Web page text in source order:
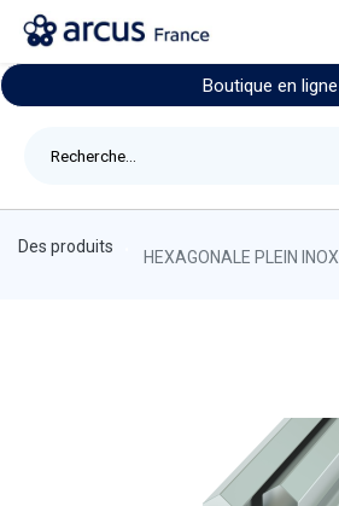
Boutique en ligne
Des produits
HEXAGONALE PLEIN INOX